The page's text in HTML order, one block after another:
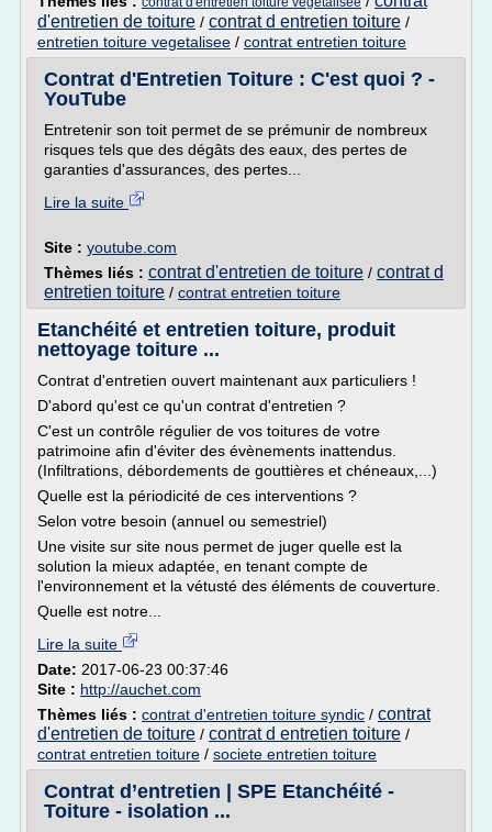
d'entretien de toiture / contrat d entretien toiture /
entretien toiture vegetalisee / contrat entretien toiture
Contrat d'Entretien Toiture : C'est quoi ? -
YouTube
Entretenir son toit permet de se prémunir de nombreux
risques tels que des dégâts des eaux, des pertes de
garanties d'assurances, des pertes...
Lire la suite
Site : youtube.com
Thèmes liés : contrat d'entretien de toiture / contrat d
entretien toiture / contrat entretien toiture
Etanchéité et entretien toiture, produit
nettoyage toiture ...
Contrat d'entretien ouvert maintenant aux particuliers !
D'abord qu'est ce qu'un contrat d'entretien ?
C'est un contrôle régulier de vos toitures de votre
patrimoine afin d'éviter des évènements inattendus.
(Infiltrations, débordements de gouttières et chéneaux,...)
Quelle est la périodicité de ces interventions ?
Selon votre besoin (annuel ou semestriel)
Une visite sur site nous permet de juger quelle est la
solution la mieux adaptée, en tenant compte de
l'environnement et la vétusté des éléments de couverture.
Quelle est notre...
Lire la suite
Date: 2017-06-23 00:37:46
Site : http://auchet.com
Thèmes liés : contrat d'entretien toiture syndic / contrat
d'entretien de toiture / contrat d entretien toiture /
contrat entretien toiture / societe entretien toiture
Contrat d’entretien | SPE Etanchéité -
Toiture - isolation ...